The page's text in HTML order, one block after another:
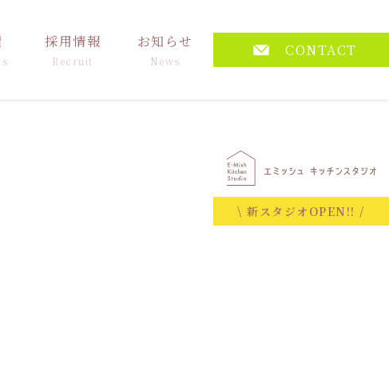
採用情報
Recruit
お知らせ
News
CONTACT
\ 新スタジオOPEN!! /